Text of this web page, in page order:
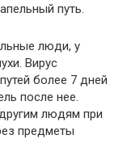
путь.
люди, у
Вирус
более 7 дней
после нее.
людям при
предметы